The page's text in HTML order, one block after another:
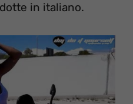
in italiano.